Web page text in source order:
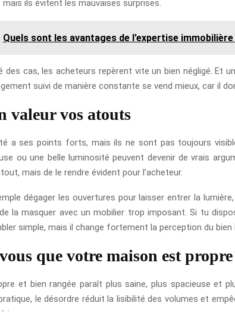
ils évitent les mauvaises surprises.
Quels sont les avantages de l’expertise immobilière
des cas, les acheteurs repèrent vite un bien négligé. Et
suivi de manière constante se vend mieux, car il
valeur vos atouts
a ses points forts, mais ils ne sont pas toujours
ou une belle luminosité peuvent devenir de vrais
mais de le rendre évident pour l’acheteur.
dégager les ouvertures pour laisser entrer la
la masquer avec un mobilier trop imposant. Si tu
simple, mais il change fortement la perception du bien
que votre maison est
et bien rangée paraît plus saine, plus spacieuse et
le désordre réduit la lisibilité des volumes et